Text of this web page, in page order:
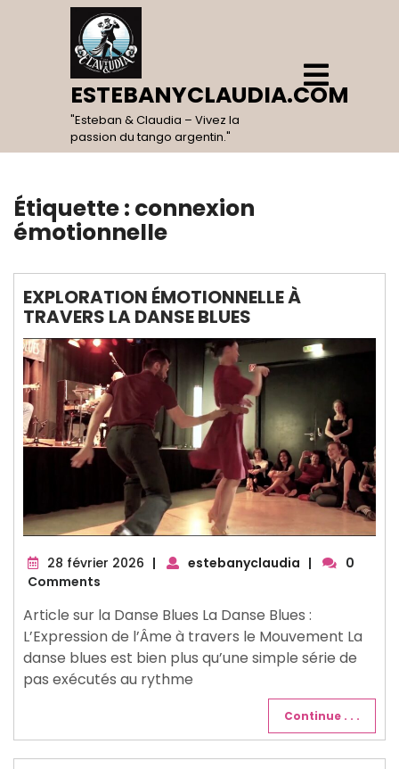
ESTEBANYCLAUDIA.COM
"Esteban & Claudia – Vivez la
passion du tango argentin."
Open
Menu
Étiquette : connexion
émotionnelle
EXPLORATION ÉMOTIONNELLE À
TRAVERS LA DANSE BLUES
28 février 2026 28
| estebanyclaudia |
0
Comments
Article sur la Danse Blues La Danse Blues :
L’Expression de l’Âme à travers le Mouvement La
danse blues est bien plus qu’une simple série de
pas exécutés au rythme
Continue . . .